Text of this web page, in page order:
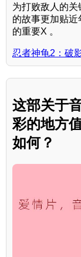
为打败敌人的
的故事更加贴
的重要X 。
忍者神龟2：破
这部关于
彩的地方
如何？